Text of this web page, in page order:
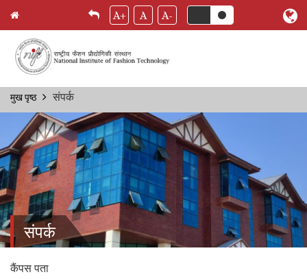
Skip
content
A+ A A-
Breadcrumb
मुख पृष्ठ संपर्क
संपर्क
कैंपस पता